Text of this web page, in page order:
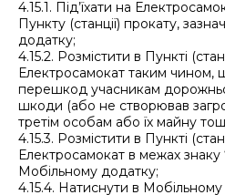
4.15.1. Під’їхати на
Пункту (станції) прокату,
додатку;
4.15.2. Розмістити в Пункті
Електросамокат таким чином,
перешкод учасникам
шкоди (або не створював
третім особам або їх майну
4.15.3. Розмістити в Пункті
Електросамокат в межах
Мобільному додатку;
4.15.4. Натиснути в